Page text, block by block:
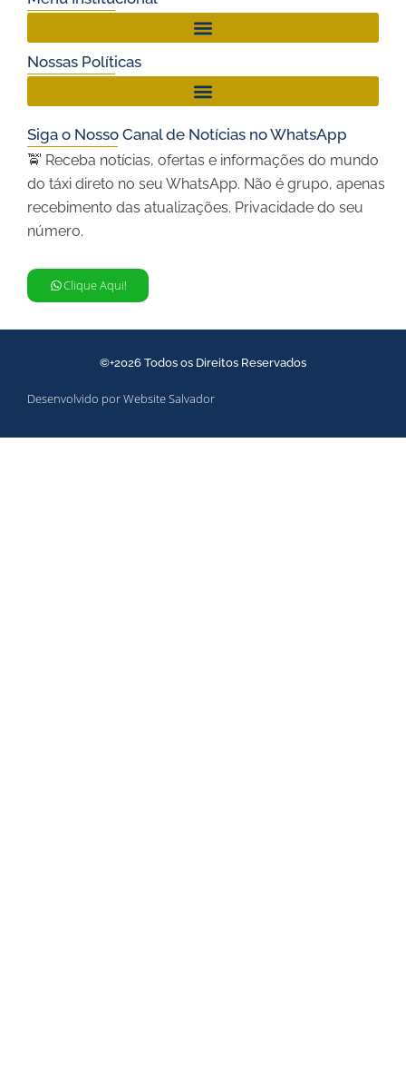
Nossas Políticas
Siga o Nosso Canal de Notícias no WhatsApp
🚖 Receba notícias, ofertas e informações do mundo
do táxi direto no seu WhatsApp. Não é grupo, apenas
recebimento das atualizações. Privacidade do seu
número.
Clique Aqui!
©+2026 Todos os Direitos Reservados
Desenvolvido por Website Salvador